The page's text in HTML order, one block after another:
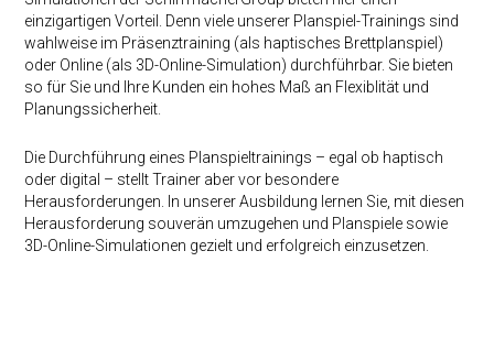
einzigartigen Vorteil. Denn viele unserer Planspiel-Trainings sind
wahlweise im Präsenztraining (als haptisches Brettplanspiel)
oder Online (als 3D-Online-Simulation) durchführbar. Sie bieten
so für Sie und Ihre Kunden ein hohes Maß an Flexiblität und
Planungssicherheit.
Die Durchfüh­rung eines Planspieltrainings – egal ob haptisch
oder digital – stellt Trainer aber vor besondere
Herausforderungen. In unserer Ausbildung lernen Sie, mit diesen
Herausforderung souverän umzugehen und Planspiele sowie
3D-Online-Simulationen gezielt und erfolgreich einzusetzen.